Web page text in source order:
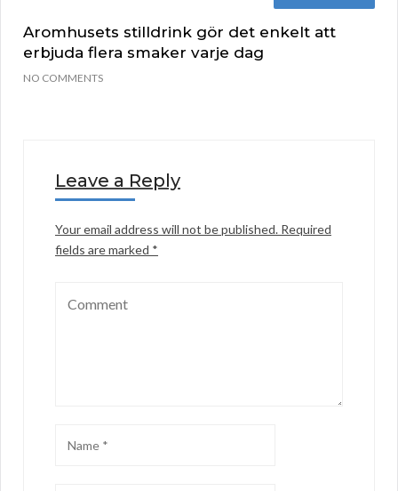
Aromhusets stilldrink gör det enkelt att
erbjuda flera smaker varje dag
NO COMMENTS
Leave a Reply
Your email address will not be published. Required
fields are marked *